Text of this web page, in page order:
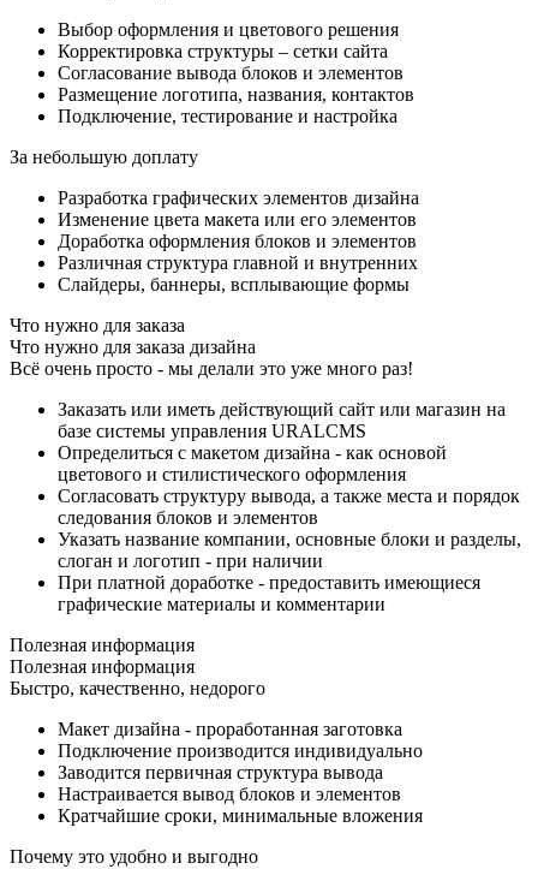
Выбор оформления и цветового решения
Корректировка структуры – сетки сайта
Согласование вывода блоков и элементов
Размещение логотипа, названия, контактов
Подключение, тестирование и настройка
За небольшую доплату
Разработка графических элементов дизайна
Изменение цвета макета или его элементов
Доработка оформления блоков и элементов
Различная структура главной и внутренних
Слайдеры, баннеры, всплывающие формы
Что нужно для заказа
Что нужно для заказа дизайна
Всё очень просто - мы делали это уже много раз!
Заказать или иметь действующий сайт или магазин на
базе системы управления URALCMS
Определиться с макетом дизайна - как основой
цветового и стилистического оформления
Согласовать структуру вывода, а также места и порядок
следования блоков и элементов
Указать название компании, основные блоки и разделы,
слоган и логотип - при наличии
При платной доработке - предоставить имеющиеся
графические материалы и комментарии
Полезная информация
Полезная информация
Быстро, качественно, недорого
Макет дизайна - проработанная заготовка
Подключение производится индивидуально
Заводится первичная структура вывода
Настраивается вывод блоков и элементов
Кратчайшие сроки, минимальные вложения
Почему это удобно и выгодно